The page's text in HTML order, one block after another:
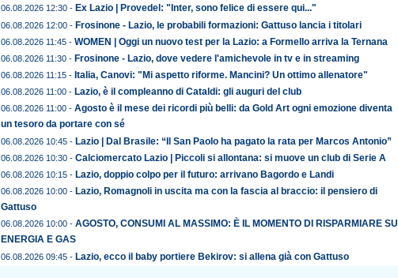
06.08.2026 12:30 - Ex Lazio | Provedel: "Inter, sono felice di essere qui..."
06.08.2026 12:00 - Frosinone - Lazio, le probabili formazioni: Gattuso lancia i titolari
06.08.2026 11:45 - WOMEN | Oggi un nuovo test per la Lazio: a Formello arriva la Ternana
06.08.2026 11:30 - Frosinone - Lazio, dove vedere l'amichevole in tv e in streaming
06.08.2026 11:15 - Italia, Canovi: "Mi aspetto riforme. Mancini? Un ottimo allenatore"
06.08.2026 11:00 - Lazio, è il compleanno di Cataldi: gli auguri del club
06.08.2026 11:00 - Agosto è il mese dei ricordi più belli: da Gold Art ogni emozione diventa
un tesoro da portare con sé
06.08.2026 10:45 - Lazio | Dal Brasile: “Il San Paolo ha pagato la rata per Marcos Antonio”
06.08.2026 10:30 - Calciomercato Lazio | Piccoli si allontana: si muove un club di Serie A
06.08.2026 10:15 - Lazio, doppio colpo per il futuro: arrivano Bagordo e Landi
06.08.2026 10:00 - Lazio, Romagnoli in uscita ma con la fascia al braccio: il pensiero di
Gattuso
06.08.2026 10:00 - AGOSTO, CONSUMI AL MASSIMO: È IL MOMENTO DI RISPARMIARE SU
ENERGIA E GAS
06.08.2026 09:45 - Lazio, ecco il baby portiere Bekirov: si allena già con Gattuso